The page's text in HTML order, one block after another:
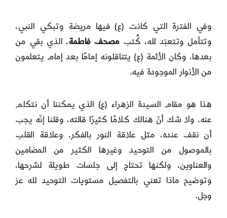
وفي الفترة التي كانت (ع) فيها مريضة وتبكي النبي،
وتتأمل وتتعبّد لله، كُتبمصحف فاطمة، الذي بقي من
بعدها، وكان الأئمة (ع) يتناقلونه إمامًا بعد إمام يتعلمون
من الأنوار الموجودة فيه.
هذا هو مقام السيدة الزهراء (ع) الذي يمكننا أن نتكلم
عنه. ولا شك أنّ هنالك كلامًا كثيرًا قالته، وقلنا إنّه يجب
أن نقف عنده، مثل علاقة النور بالفكر، وعلاقة القلب
بالموصول من التوحيد وغيرها الكثير من المضامين
والعناوين، ولكنها تحتاج إلى جلسات طويلة لشرحها،
وتوضيح ماذا تعني بالتفصيل مستويات التوحيد لله عز
وجل.